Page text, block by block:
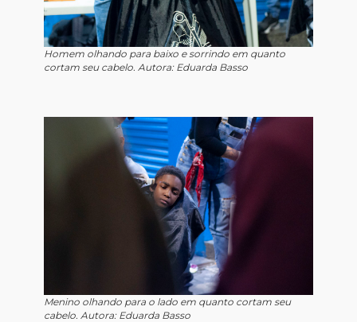
Homem olhando para baixo e sorrindo em quanto
cortam seu cabelo. Autora: Eduarda Basso
Menino olhando para o lado em quanto cortam seu
cabelo. Autora: Eduarda Basso